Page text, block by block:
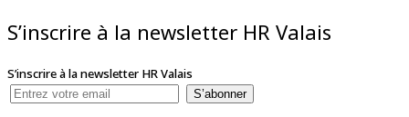
S’inscrire à la newsletter HR Valais
S’inscrire à la newsletter HR Valais
S’abonner